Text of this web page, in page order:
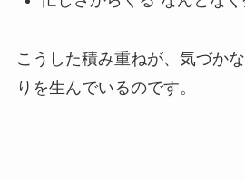
こうした積み重ねが、気づか
りを生んでいるのです。